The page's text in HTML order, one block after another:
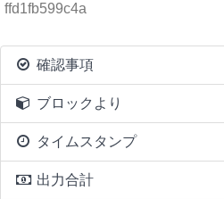
ffd1fb599c4a
確認事項
ブロックより
タイムスタンプ
出力合計